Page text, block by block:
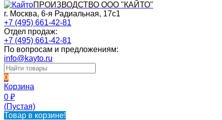
ПРОИЗВОДСТВО ООО "КАЙТО"
г. Москва, 6-я Радиальная, 17с1
+7 (495) 661-42-81
Отдел продаж:
+7 (495) 661-42-81
По вопросам и предложениям:
info@kayto.ru
0
Корзина
0 ₽
(Пустая)
Товар в корзине!